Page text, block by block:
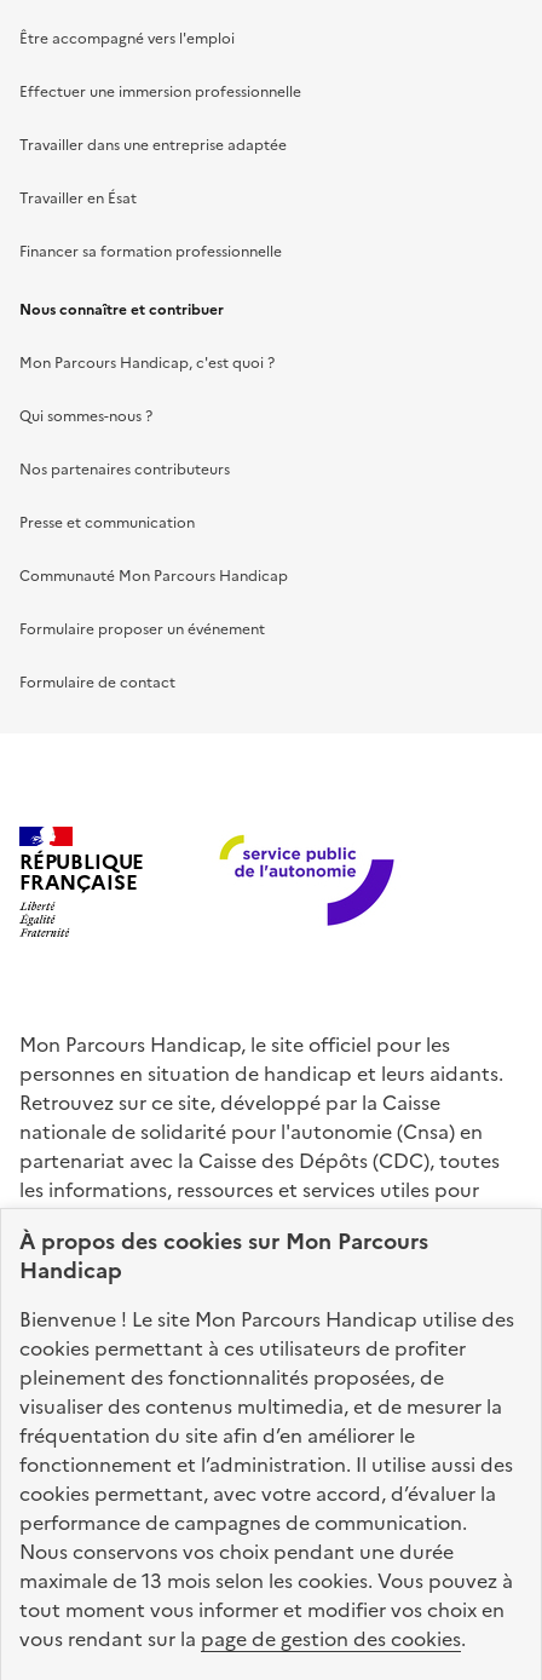
À propos descookiessur Mon Parcours
Handicap
Bienvenue ! Le site Mon Parcours Handicap utilise des
cookies permettant à ces utilisateurs de profiter
pleinement des fonctionnalités proposées, de
visualiser des contenus multimedia, et de mesurer la
fréquentation du site afin d’en améliorer le
fonctionnement et l’administration. Il utilise aussi des
cookies permettant, avec votre accord, d’évaluer la
performance de campagnes de communication.
Nous conservons vos choix pendant une durée
maximale de 13 mois selon les cookies. Vous pouvez à
tout moment vous informer et modifier vos choix en
vous rendant sur la page de gestion des cookies.
Être accompagné vers l'emploi
Effectuer une immersion professionnelle
Travailler dans une entreprise adaptée
Travailler en Ésat
Financer sa formation professionnelle
Nous connaître et contribuer
Mon Parcours Handicap, c'est quoi ?
Qui sommes-nous ?
Nos partenaires contributeurs
Presse et communication
Communauté Mon Parcours Handicap
Formulaire proposer un événement
Formulaire de contact
RÉPUBLIQUE
FRANÇAISE
Mon Parcours Handicap, le site officiel pour les
personnes en situation de handicap et leurs aidants.
Retrouvez sur ce site, développé par la Caisse
nationale de solidarité pour l'autonomie (Cnsa) en
partenariat avec la Caisse des Dépôts (CDC), toutes
les informations, ressources et services utiles pour
connaître vos droits, effectuer vos démarches,
identifier vos interlocuteurs.
Nos sites partenaires
info.gouv.fr service-public.fr legifrance.gouv.fr
data.gouv.fr
Nos partenaires
La Caisse des Dépôts
accompagne les parcours
de vie